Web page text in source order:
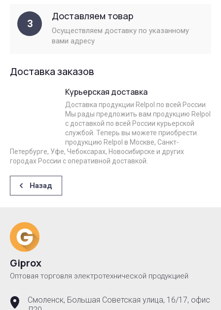
3
Доставляем товар
Осуществляем доставку по указанному
вами адресу
Доставка заказов
Курьерская доставка
Доставка продукции Relpol по всей России
Мы рады предложить вам продукцию Relpol
с доставкой по всей России курьерской
службой. Теперь вы можете приобрести
продукцию Relpol в Москве, Санкт-
Петербурге, Уфе, Чебоксарах, Новосибирске и других
городах России с оперативной доставкой.
Назад
Giprox
Оптовая торговля электротехнической продукцией
Смоленск, Большая Советская улица, 16/17, офис